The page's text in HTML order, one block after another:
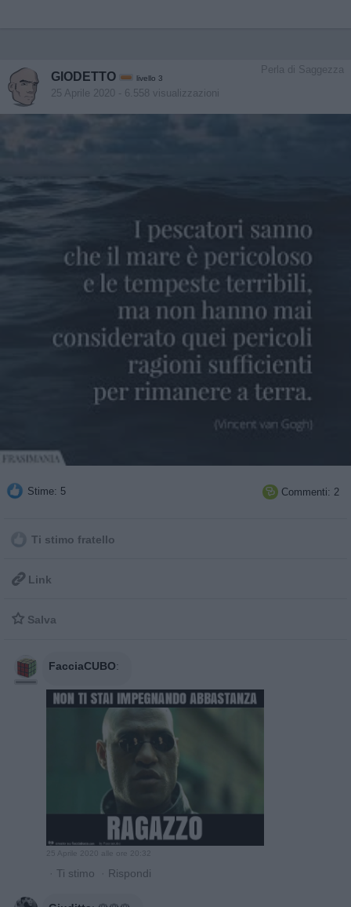
Perla di Saggezza
GIODETTO livello 3
25 Aprile 2020 - 6.558 visualizzazioni
Stime: 5  Commenti: 2
Ti stimo fratello
 Link
 Salva
FacciaCUBO:
25 Aprile 2020 alle ore 20:32
· Ti stimo · Rispondi